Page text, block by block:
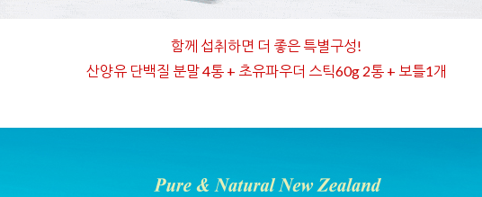
함께 섭취하면 더 좋은 특별구성!
산양유 단백질 분말 4통 + 초유파우더 스틱60g 2통 + 보틀1개